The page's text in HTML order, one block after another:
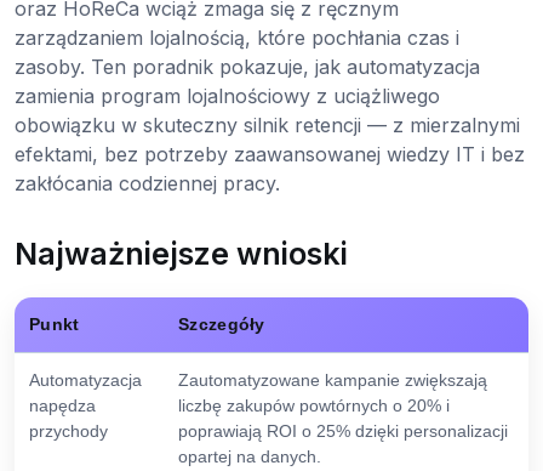
oraz HoReCa wciąż zmaga się z ręcznym
zarządzaniem lojalnością, które pochłania czas i
zasoby. Ten poradnik pokazuje, jak automatyzacja
zamienia program lojalnościowy z uciążliwego
obowiązku w skuteczny silnik retencji — z mierzalnymi
efektami, bez potrzeby zaawansowanej wiedzy IT i bez
zakłócania codziennej pracy.
Najważniejsze wnioski
Punkt Szczegóły
Automatyzacja
napędza
przychody
Zautomatyzowane kampanie zwiększają
liczbę zakupów powtórnych o 20% i
poprawiają ROI o 25% dzięki personalizacji
opartej na danych.